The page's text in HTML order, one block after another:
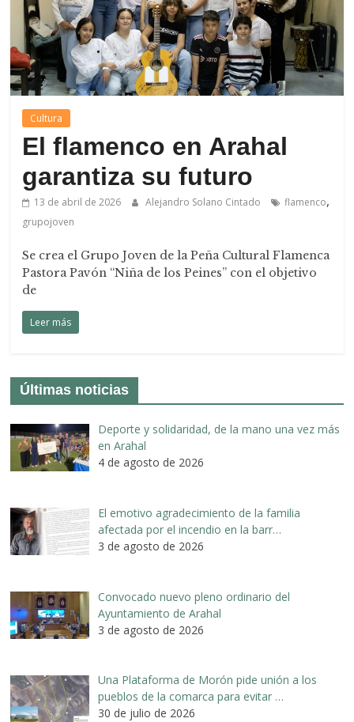
Cultura
El flamenco en Arahal
garantiza su futuro
13 de abril de 2026 Alejandro Solano Cintado flamenco,
grupojoven
Se crea el Grupo Joven de la Peña Cultural Flamenca
Pastora Pavón “Niña de los Peines” con el objetivo
de
Leer más
Últimas noticias
Deporte y solidaridad, de la mano una vez más
en Arahal
4 de agosto de 2026
El emotivo agradecimiento de la familia
afectada por el incendio en la barr…
3 de agosto de 2026
Convocado nuevo pleno ordinario del
Ayuntamiento de Arahal
3 de agosto de 2026
Una Plataforma de Morón pide unión a los
pueblos de la comarca para evitar …
30 de julio de 2026